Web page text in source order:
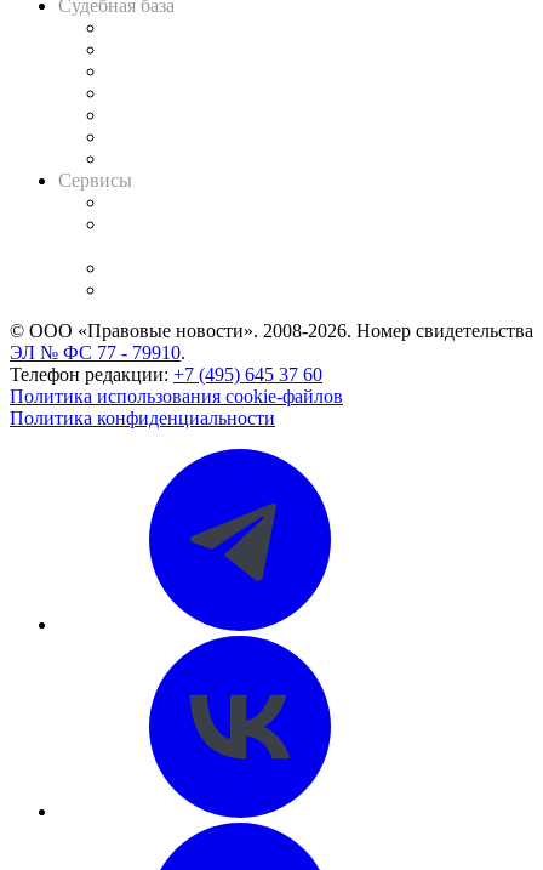
Судебная база
Сервисы
© ООО «Правовые новости». 2008-2026. Номер свидетельства
ЭЛ № ФС 77 - 79910.
Телефон редакции: +7 (495) 645 37 60
Политика использования cookie-файлов
Политика конфиденциальности